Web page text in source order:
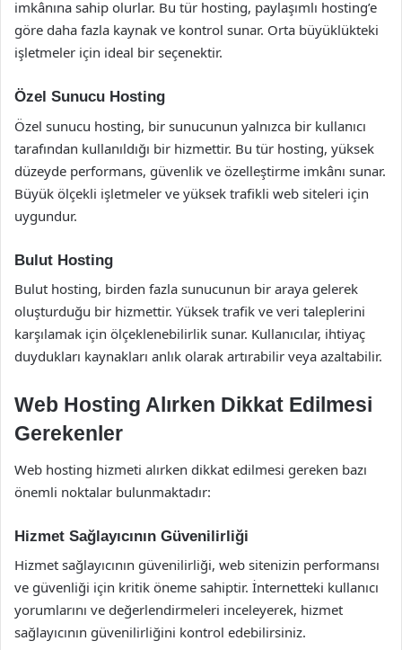
imkânına sahip olurlar. Bu tür hosting, paylaşımlı hosting’e
göre daha fazla kaynak ve kontrol sunar. Orta büyüklükteki
işletmeler için ideal bir seçenektir.
Özel Sunucu Hosting
Özel sunucu hosting, bir sunucunun yalnızca bir kullanıcı
tarafından kullanıldığı bir hizmettir. Bu tür hosting, yüksek
düzeyde performans, güvenlik ve özelleştirme imkânı sunar.
Büyük ölçekli işletmeler ve yüksek trafikli web siteleri için
uygundur.
Bulut Hosting
Bulut hosting, birden fazla sunucunun bir araya gelerek
oluşturduğu bir hizmettir. Yüksek trafik ve veri taleplerini
karşılamak için ölçeklenebilirlik sunar. Kullanıcılar, ihtiyaç
duydukları kaynakları anlık olarak artırabilir veya azaltabilir.
Web Hosting Alırken Dikkat Edilmesi
Gerekenler
Web hosting hizmeti alırken dikkat edilmesi gereken bazı
önemli noktalar bulunmaktadır:
Hizmet Sağlayıcının Güvenilirliği
Hizmet sağlayıcının güvenilirliği, web sitenizin performansı
ve güvenliği için kritik öneme sahiptir. İnternetteki kullanıcı
yorumlarını ve değerlendirmeleri inceleyerek, hizmet
sağlayıcının güvenilirliğini kontrol edebilirsiniz.